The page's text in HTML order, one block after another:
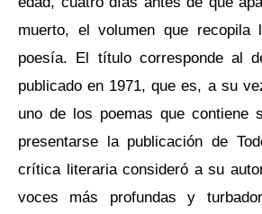
muerto, el volumen que recopila
poesía. El título corresponde al
publicado en 1971, que es, a su
uno de los poemas que contiene
presentarse la publicación de
crítica literaria consideró a su
voces más profundas y